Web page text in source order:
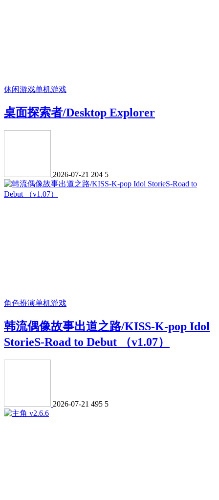
休闲游戏单机游戏
桌面探索者/Desktop Explorer
2026-07-21 204 5
角色扮演单机游戏
韩流偶像故事出道之路/KISS-K-pop Idol
StorieS-Road to Debut （v1.07）
2026-07-21 495 5